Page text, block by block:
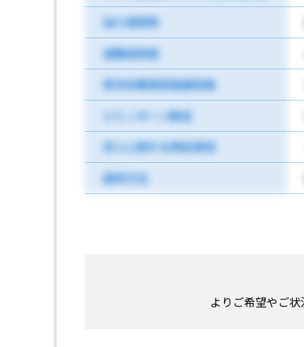
加入保険等
退職金制度
育児休業取得実績有無
ＵＩＪターン歓迎
求人に関する特記事項
選考方法
よりご希望やご